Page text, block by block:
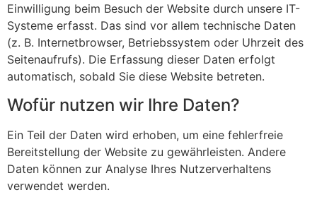
Einwilligung beim Besuch der Website durch unsere IT-
Systeme erfasst. Das sind vor allem technische Daten
(z. B. Internetbrowser, Betriebssystem oder Uhrzeit des
Seitenaufrufs). Die Erfassung dieser Daten erfolgt
automatisch, sobald Sie diese Website betreten.
Wofür nutzen wir Ihre Daten?
Ein Teil der Daten wird erhoben, um eine fehlerfreie
Bereitstellung der Website zu gewährleisten. Andere
Daten können zur Analyse Ihres Nutzerverhaltens
verwendet werden.